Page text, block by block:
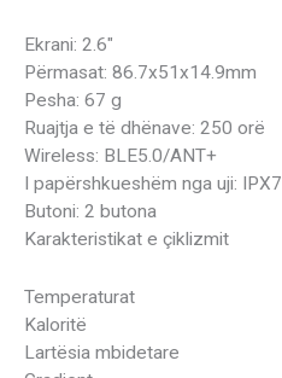
Ekrani: 2.6″
Përmasat: 86.7x51x14.9mm
Pesha: 67 g
Ruajtja e të dhënave: 250 orë
Wireless: BLE5.0/ANT+
I papërshkueshëm nga uji: IPX7
Butoni: 2 butona
Karakteristikat e çiklizmit
Temperaturat
Kaloritë
Lartësia mbidetare